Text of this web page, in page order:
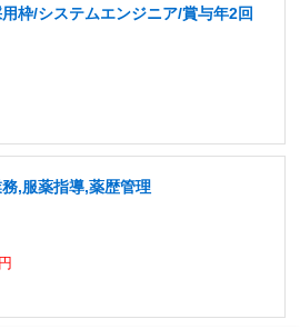
用枠/システムエンジニア/賞与年2回
,服薬指導,薬歴管理